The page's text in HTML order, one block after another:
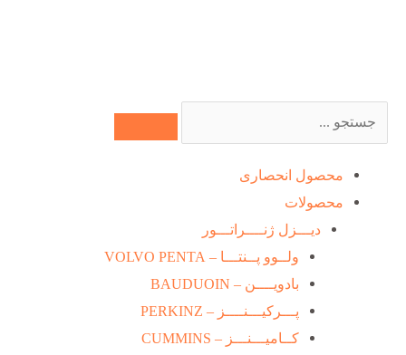
کردن
محصول انحصاری
محصولات
دیـــزل ژنــــراتـــور
ولــوو پــنتـــا – VOLVO PENTA
بادویــــن – BAUDUOIN
پـــرکیـــنــــز – PERKINZ
کــامیـــنـــز – CUMMINS